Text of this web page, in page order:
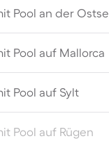
Pool an der
Pool auf Mallorca
Pool auf Sylt
Pool auf Rügen